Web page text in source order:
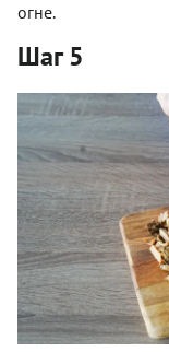
огне.
Шаг 5